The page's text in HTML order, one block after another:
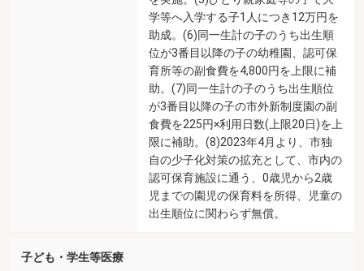
学等へ入学する子1人につき12万円を
助成。(6)同一生計の子のうち出生順
位が3番目以降の子の幼稚園、認可保
育所等の副食費を4,800円を上限に補
助。(7)同一生計の子のうち出生順位
が3番目以降の子の市外新制度園の副
食費を225円×利用日数(上限20日)を上
限に補助。(8)2023年4月より、市独
自の少子化対策の拡充として、市内の
認可保育施設に通う、0歳児から2歳
児までの園児の保育料を所得、児童の
出生順位に関わらず無償。
子ども・学生等医療